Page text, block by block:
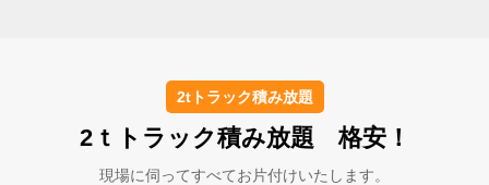
2tトラック積み放題
2ｔトラック積み放題 格安！
現場に伺ってすべてお片付けいたします。